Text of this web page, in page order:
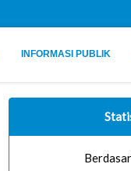
INFORMASI PUBLIK